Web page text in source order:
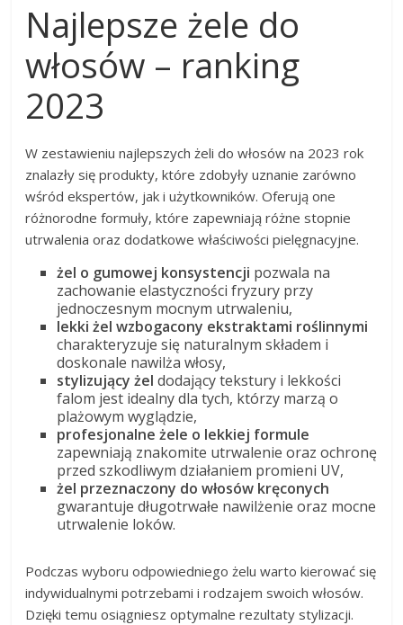
Najlepsze żele do
włosów – ranking
2023
W zestawieniu najlepszych żeli do włosów na 2023 rok
znalazły się produkty, które zdobyły uznanie zarówno
wśród ekspertów, jak i użytkowników. Oferują one
różnorodne formuły, które zapewniają różne stopnie
utrwalenia oraz dodatkowe właściwości pielęgnacyjne.
żel o gumowej konsystencji pozwala na
zachowanie elastyczności fryzury przy
jednoczesnym mocnym utrwaleniu,
lekki żel wzbogacony ekstraktami roślinnymi
charakteryzuje się naturalnym składem i
doskonale nawilża włosy,
stylizujący żel dodający tekstury i lekkości
falom jest idealny dla tych, którzy marzą o
plażowym wyglądzie,
profesjonalne żele o lekkiej formule
zapewniają znakomite utrwalenie oraz ochronę
przed szkodliwym działaniem promieni UV,
żel przeznaczony do włosów kręconych
gwarantuje długotrwałe nawilżenie oraz mocne
utrwalenie loków.
Podczas wyboru odpowiedniego żelu warto kierować się
indywidualnymi potrzebami i rodzajem swoich włosów.
Dzięki temu osiągniesz optymalne rezultaty stylizacji.